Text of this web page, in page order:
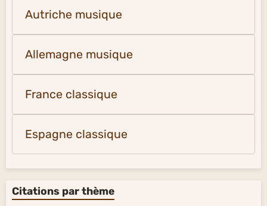
Autriche musique
Allemagne musique
France classique
Espagne classique
Citations par thème